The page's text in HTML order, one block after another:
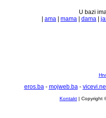
U bazi
ama mama dama
eros.ba- mojweb.ba-
Kontakt | Copyright